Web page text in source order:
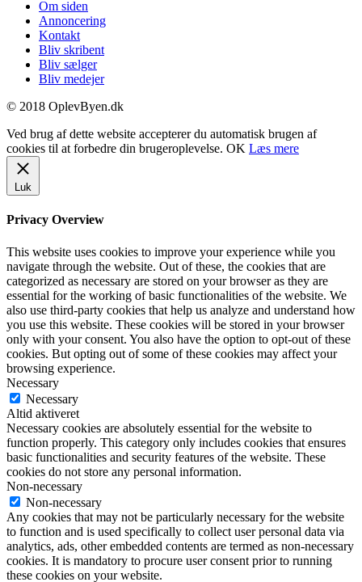
Om siden
Annoncering
Kontakt
Bliv skribent
Bliv sælger
Bliv medejer
© 2018 OplevByen.dk
Ved brug af dette website accepterer du automatisk brugen af
cookies til at forbedre din brugeroplevelse. OK Læs mere
Luk
Privacy Overview
This website uses cookies to improve your experience while you
navigate through the website. Out of these, the cookies that are
categorized as necessary are stored on your browser as they are
essential for the working of basic functionalities of the website. We
also use third-party cookies that help us analyze and understand how
you use this website. These cookies will be stored in your browser
only with your consent. You also have the option to opt-out of these
cookies. But opting out of some of these cookies may affect your
browsing experience.
Necessary
Necessary
Altid aktiveret
Necessary cookies are absolutely essential for the website to
function properly. This category only includes cookies that ensures
basic functionalities and security features of the website. These
cookies do not store any personal information.
Non-necessary
Non-necessary
Any cookies that may not be particularly necessary for the website
to function and is used specifically to collect user personal data via
analytics, ads, other embedded contents are termed as non-necessary
cookies. It is mandatory to procure user consent prior to running
these cookies on your website.